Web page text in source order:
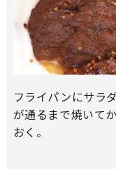
フライパンにサラ
が通るまで焼いて
おく。